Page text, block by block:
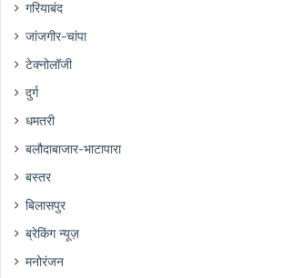
गरियाबंद
जांजगीर-चांपा
टेक्नोलॉजी
दुर्ग
धमतरी
बलौदाबाजार-भाटापारा
बस्तर
बिलासपुर
ब्रेकिंग न्यूज़
मनोरंजन